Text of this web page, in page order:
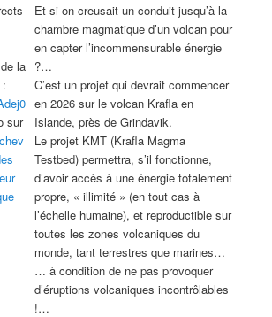
la
sur
Et si on creusait un conduit jusqu’à la
chambre magmatique d’un volcan pour
en capter l’incommensurable énergie
?…
C’est un projet qui devrait commencer
en 2026 sur le volcan Krafla en
Islande, près de Grindavik.
Le projet KMT (Krafla Magma
Testbed) permettra, s’il fonctionne,
d’avoir accès à une énergie totalement
propre, « illimité » (en tout cas à
l’échelle humaine), et reproductible sur
toutes les zones volcaniques du
monde, tant terrestres que marines…
… à condition de ne pas provoquer
d’éruptions volcaniques incontrôlables
!…